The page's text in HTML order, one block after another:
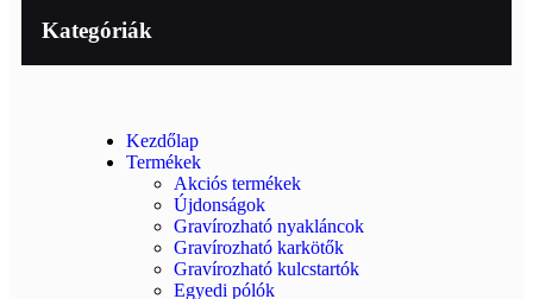
Kategóriák
Kezdőlap
Termékek
Akciós termékek
Újdonságok
Gravírozható nyakláncok
Gravírozható karkötők
Gravírozható kulcstartók
Egyedi pólók